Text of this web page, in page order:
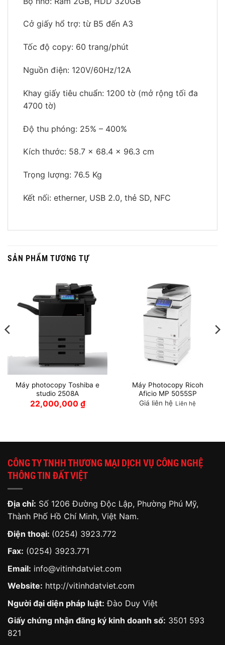
Cở giấy hổ trợ: từ B5 đến A3
Tốc độ copy: 60 trang/phút
Nguồn điện: 120V/60Hz/12A
Khay giấy tiêu chuẩn: 1200 tờ (mở rộng tối đa
4700 tờ)
Độ thu phóng: 25% – 400%
Kích thước: 58.7 x 68.4 x 96.3 cm
Trọng lượng: 76.5 Kg
Kết nối: etherner, USB 2.0, thẻ SD, NFC
SẢN PHẨM TƯƠNG TỰ
Máy photocopy Toshiba e
studio 2508A
22,000,000 ₫
Máy Photocopy Ricoh
Aficio MP 5055SP
Giá liên hệ Liên hệ
CÔNG TY TNHH THƯƠNG MẠI DỊCH VỤ CÔNG NGHỆ
THÔNG TIN ĐẤT VIỆT
Địa chỉ: Số 1206 Đường Độc Lập, Phường Phú Mỹ,
Thành Phố Hồ Chí Minh, Việt Nam.
Điện thoại: (0254) 3923.772
Fax: (0254) 3923.771
Email: info@vitinhdatviet.com
Website: http://vitinhdatviet.com
Người đại diện pháp luật: Đào Duy Việt
Giấy chứng nhận đăng ký kinh doanh số: 3501 593
821